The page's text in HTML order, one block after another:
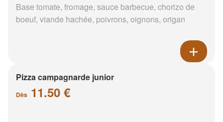
Base tomate, fromage, sauce barbecue, chorizo de
boeuf, viande hachée, poivrons, oignons, origan
Pizza campagnarde junior
Dès 11.50 €